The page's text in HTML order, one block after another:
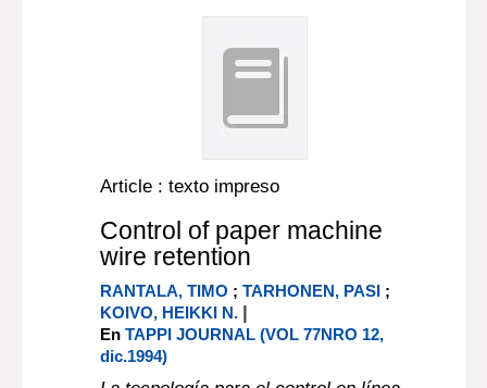
Article : texto impreso
Control of paper machine
wire retention
RANTALA, TIMO ;TARHONEN, PASI ;
KOIVO, HEIKKI N. |
EnTAPPI JOURNAL (VOL 77NRO 12,
dic.1994)